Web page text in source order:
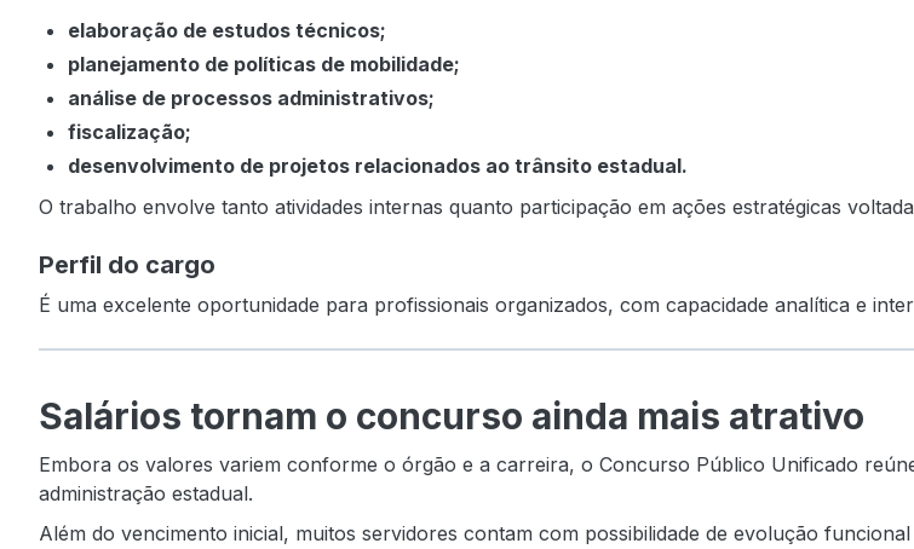
elaboração de estudos técnicos;
planejamento de políticas de mobilidade;
análise de processos administrativos;
fiscalização;
desenvolvimento de projetos relacionados ao trânsito estadual.
O trabalho envolve tanto atividades internas quanto participação em ações estratégicas
Perfil do cargo
É uma excelente oportunidade para profissionais organizados, com capacidade analítica e
Salários tornam o concurso ainda mais atrativo
Embora os valores variem conforme o órgão e a carreira, o Concurso Público Unificado
administração estadual.
Além do vencimento inicial, muitos servidores contam com possibilidade de evolução